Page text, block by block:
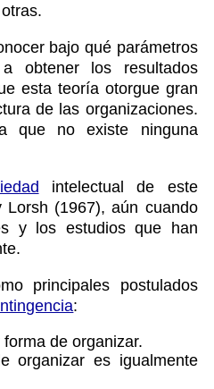
bajo qué parámetros
obtener los resultados
esta teoría otorgue gran
de las organizaciones.
que no existe ninguna
intelectual de este
(1967), aún cuando
y los estudios que han
principales postulados
:
de organizar.
organizar es igualmente